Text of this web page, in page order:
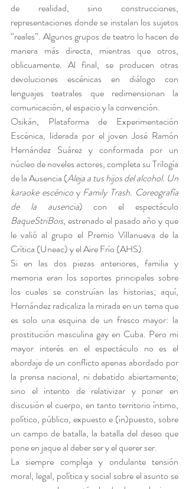
de realidad, sino construcciones,
representaciones donde se instalan los sujetos
“reales”. Algunos grupos de teatro lo hacen de
manera más directa, mientras que otros,
oblicuamente. Al final, se producen otras
devoluciones escénicas en diálogo con
lenguajes teatrales que redimensionan la
comunicación, el espacio y la convención.
Osikán, Plataforma de Experimentación
Escénica, liderada por el joven José Ramón
Hernández Suárez y conformada por un
núcleo de noveles actores, completa su Trilogía
de la Ausencia (Aleja a tus hijos del alcohol. Un
karaoke escénico y Family Trash. Coreografía
de la ausencia
BaqueStriBois, estrenado el pasado año y que
le valió al grupo el Premio Villanueva de la
Crítica (Uneac) y el Aire Frío (AHS).
Si en las dos piezas anteriores, familia y
memoria eran los soportes principales sobre
los cuales se construían las historias; aquí,
Hernández radicaliza la mirada en un tema que
es solo una esquina de un fresco mayor: la
prostitución masculina gay en Cuba. Pero mi
mayor interés en el espectáculo no es el
abordaje de un conflicto apenas abordado por
la prensa nacional, ni debatido abiertamente;
sino el intento de relativizar y poner en
discusión el cuerpo, en tanto territorio íntimo,
político, público, expuesto e (in)puesto, sobre
un campo de batalla, la batalla del deseo que
pone en jaque al deber ser y el querer ser.
La siempre compleja y ondulante tensión
moral, legal, política y social sobre el asunto se